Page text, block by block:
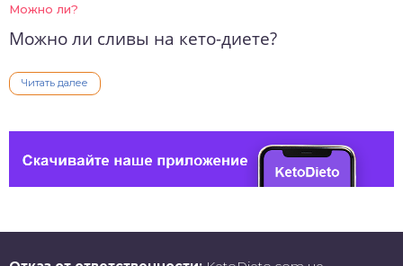
Можно ли?
Можно ли сливы на кето-диете?
Читать далее